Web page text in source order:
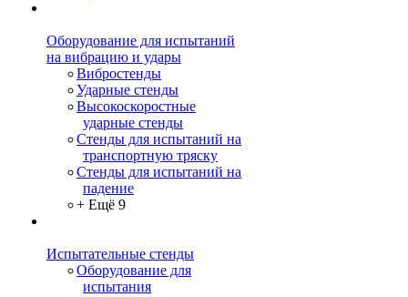
Оборудование для испытаний
на вибрацию и удары
Вибростенды
Ударные стенды
Высокоскоростные
ударные стенды
Стенды для испытаний на
транспортную тряску
Стенды для испытаний на
падение
+ Ещё 9
Испытательные стенды
Оборудование для
испытания